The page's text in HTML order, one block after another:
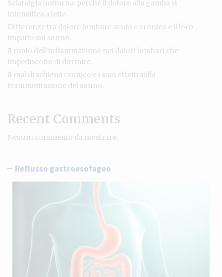
Sciatalgia notturna: perchè il dolore alla gamba si
intensifica a letto.
Differenze tra dolore lombare acuto e cronico e il loro
impatto sul sonno.
Il ruolo dell’infiammazione nei dolori lombari che
impediscono di dormire.
Il mal di schiena cronico e i suoi effetti sulla
frammentazione del sonno.
Recent Comments
Nessun commento da mostrare.
Reflusso gastroesofageo